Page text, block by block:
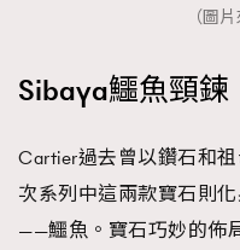
（圖
Sibaya鱷魚頸鍊
Cartier過去曾以鑽石和
次系列中這兩款寶石則
——鱷魚。寶石巧妙的佈